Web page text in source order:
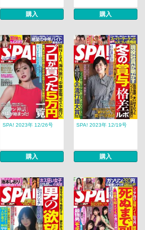
購入 購入
SPA! 2023年 12/26号
購入
SPA! 2023年 12/19号
購入